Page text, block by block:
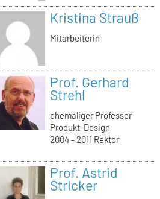
Kristina Strauß
Mitarbeiterin
Prof. Gerhard
Strehl
ehemaliger Professor
Produkt-Design
2004 - 2011 Rektor
Prof. Astrid
Stricker